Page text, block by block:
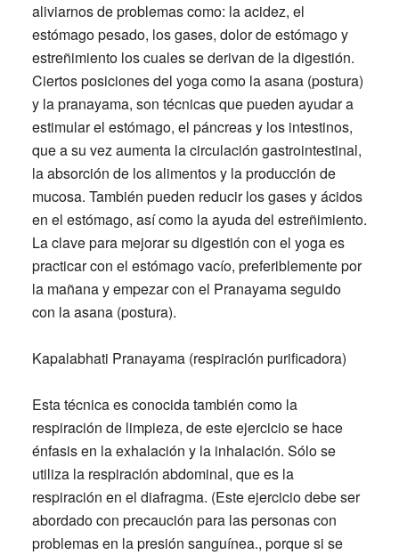
aliviarnos de problemas como: la acidez, el
estómago pesado, los gases, dolor de estómago y
estreñimiento los cuales se derivan de la digestión.
Ciertos posiciones del yoga como la asana (postura)
y la pranayama, son técnicas que pueden ayudar a
estimular el estómago, el páncreas y los intestinos,
que a su vez aumenta la circulación gastrointestinal,
la absorción de los alimentos y la producción de
mucosa. También pueden reducir los gases y ácidos
en el estómago, así como la ayuda del estreñimiento.
La clave para mejorar su digestión con el yoga es
practicar con el estómago vacío, preferiblemente por
la mañana y empezar con el Pranayama seguido
con la asana (postura).
Kapalabhati Pranayama (respiración purificadora)
Esta técnica es conocida también como la
respiración de limpieza, de este ejercicio se hace
énfasis en la exhalación y la inhalación. Sólo se
utiliza la respiración abdominal, que es la
respiración en el diafragma. (Este ejercicio debe ser
abordado con precaución para las personas con
problemas en la presión sanguínea., porque si se